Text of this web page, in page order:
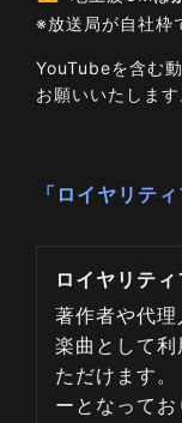
※放送局が自社枠
YouTubeを含む
お願いいたしま
「ロイヤリテ
ロイヤリテ
著作者や代
楽曲として
ただけます
ーとなってお